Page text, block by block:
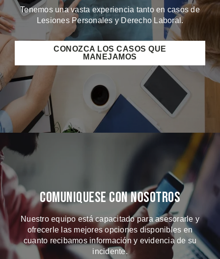
Tenemos una vasta experiencia tanto en casos de
Lesiones Personales y Derecho Laboral.
CONOZCA LOS CASOS QUE
MANEJAMOS
Comuniquese Con Nosotros
Nuestro equipo está capacitado para asesorarle y
ofrecerle las mejores opciones disponibles en
cuanto recibamos información y evidencia de su
incidente.